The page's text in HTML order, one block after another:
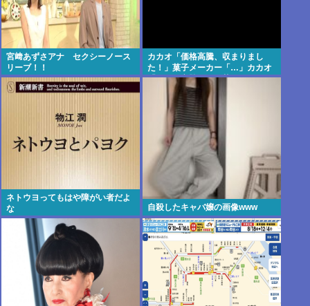
宮﨑あずさアナ セクシーノース
リーブ！！
カカオ「価格高騰、収まりまし
た！」菓子メーカー「…」カカオ
「あの…高騰が…」菓子メーカー
「値上げします！！」
ネトウヨってもはや障がい者だよ
な
自殺したキャバ嬢の画像www